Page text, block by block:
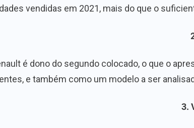
vendidas em 2021, mais do que o
é dono do segundo colocado, o que o
e também como um modelo a ser
3.